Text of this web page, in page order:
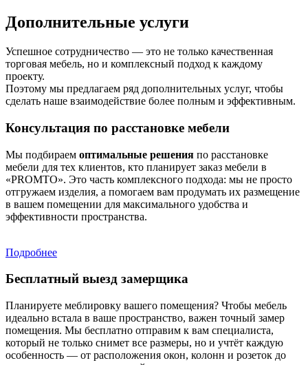
Дополнительные услуги
Успешное сотрудничество — это не только качественная
торговая мебель, но и комплексный подход к каждому
проекту.
Поэтому мы предлагаем ряд дополнительных услуг, чтобы
сделать наше взаимодействие более полным и эффективным.
Консультация по расстановке мебели
Мы подбираем оптимальные решения по расстановке
мебели для тех клиентов, кто планирует заказ мебели в
«PROMTO». Это часть комплексного подхода: мы не просто
отгружаем изделия, а помогаем вам продумать их размещение
в вашем помещении для максимального удобства и
эффективности пространства.
Подробнее
Бесплатный выезд замерщика
Планируете меблировку вашего помещения? Чтобы мебель
идеально встала в ваше пространство, важен точный замер
помещения. Мы бесплатно отправим к вам специалиста,
который не только снимет все размеры, но и учтёт каждую
особенность — от расположения окон, колонн и розеток до